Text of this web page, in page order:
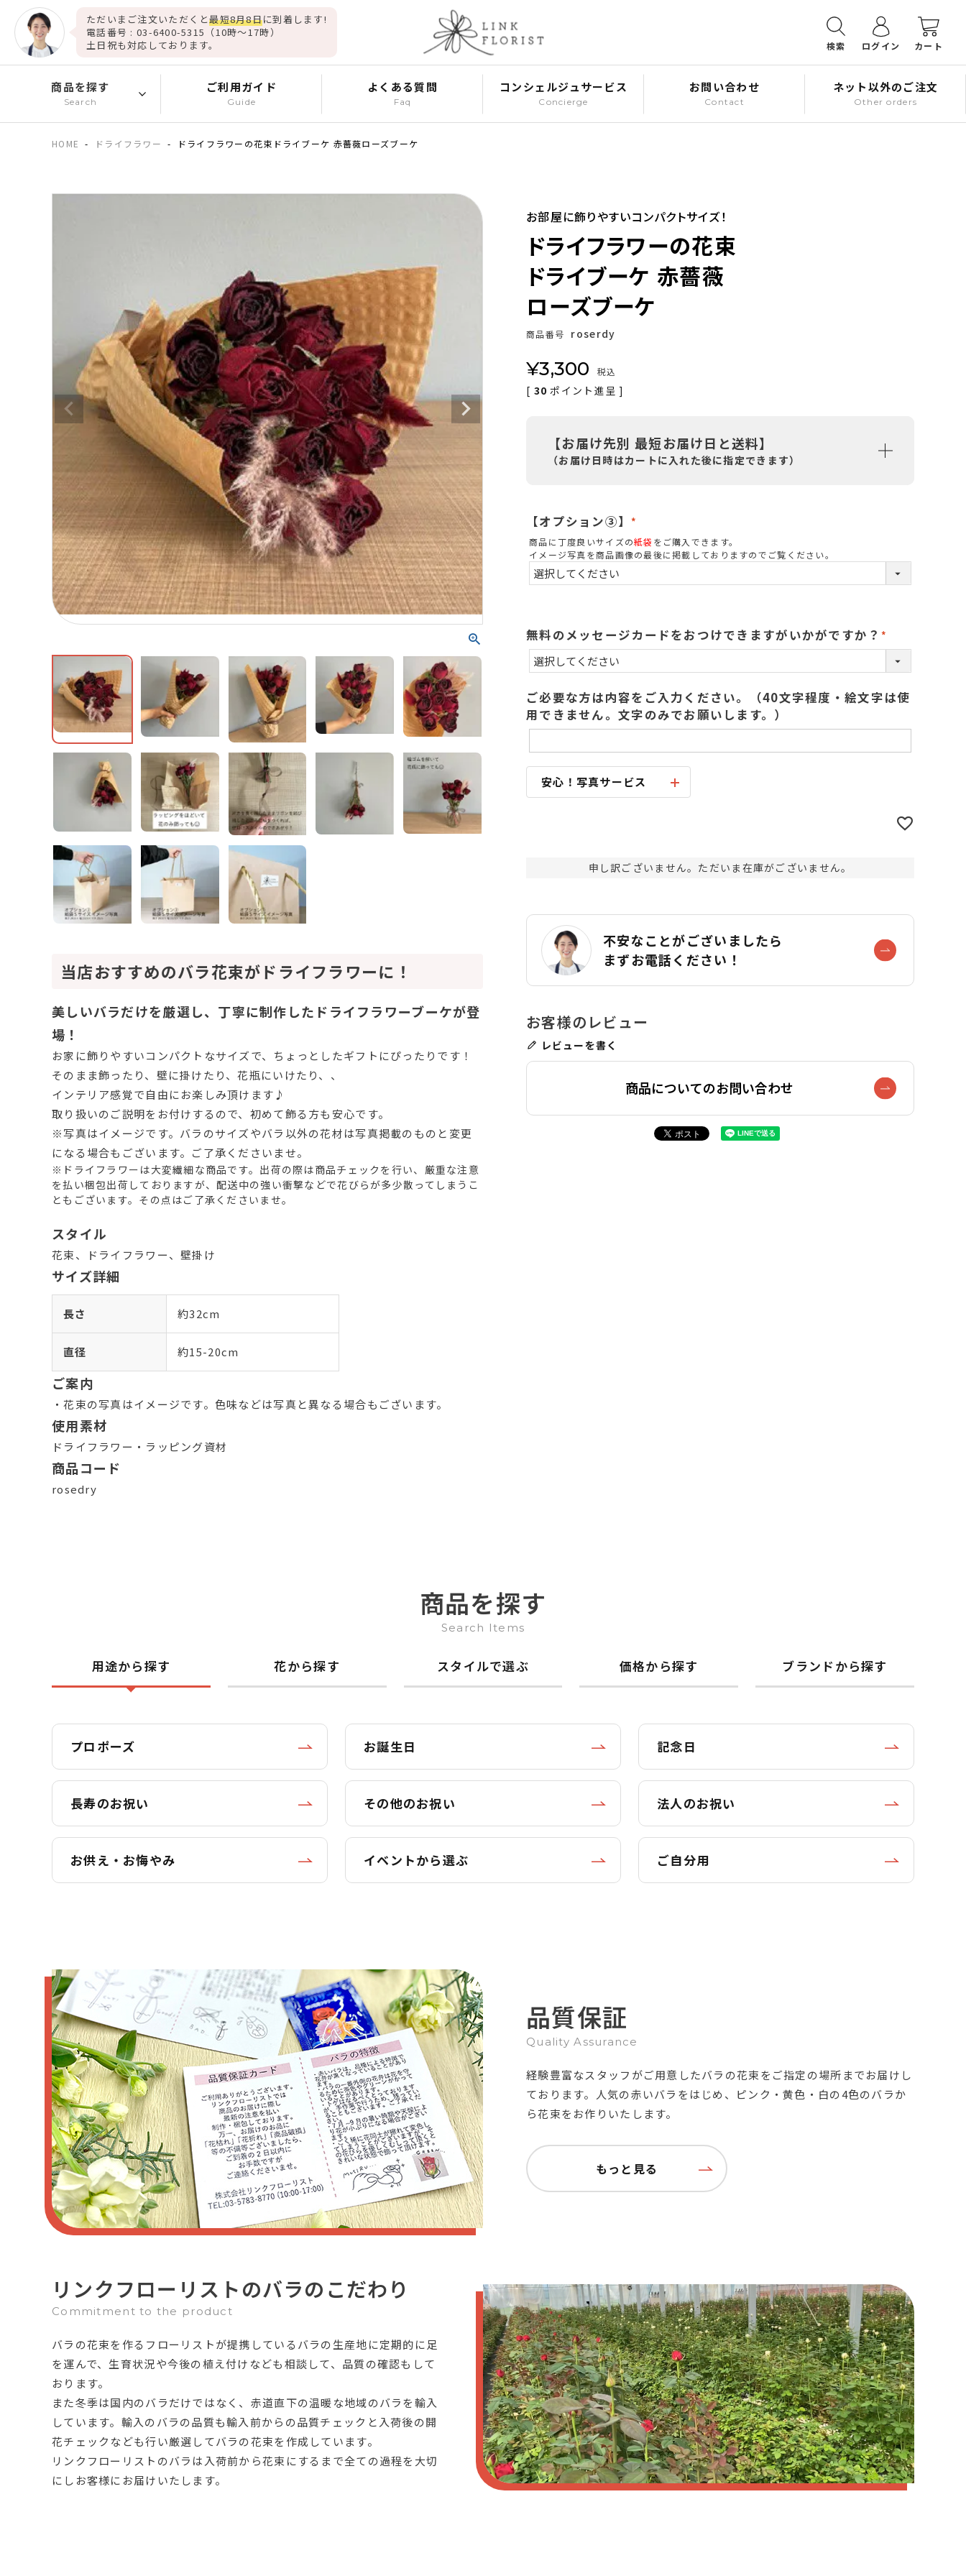
検索 ログイン カート
ただいまご注文いただくと最短8月8日に到着します!
電話番号 : 03-6400-5315（10時～17時）
土日祝も対応しております。
商品を探す
Search
ご利用ガイド
Guide
よくある質問
Faq
コンシェルジュサービス
Concierge
お問い合わせ
Contact
ネット以外のご注文
Other orders
HOME ドライフラワー ドライフラワーの花束ドライブーケ 赤薔薇ローズブーケ
当店おすすめのバラ花束がドライフラワーに！
美しいバラだけを厳選し、丁寧に制作したドライフラワーブーケが登
場！
お家に飾りやすいコンパクトなサイズで、ちょっとしたギフトにぴったりです！
そのまま飾ったり、壁に掛けたり、花瓶にいけたり、、
インテリア感覚で自由にお楽しみ頂けます♪
取り扱いのご説明をお付けするので、初めて飾る方も安心です。
※写真はイメージです。バラのサイズやバラ以外の花材は写真掲載のものと変更
になる場合もございます。ご了承くださいませ。
※ドライフラワーは大変繊細な商品です。出荷の際は商品チェックを行い、厳重な注意
を払い梱包出荷しておりますが、配送中の強い衝撃などで花びらが多少散ってしまうこ
ともございます。その点はご了承くださいませ。
スタイル
花束、ドライフラワー、壁掛け
サイズ詳細
長さ 約32cm
直径 約15-20cm
ご案内
・花束の写真はイメージです。色味などは写真と異なる場合もございます。
使用素材
ドライフラワー・ラッピング資材
商品コード
rosedry
お部屋に飾りやすいコンパクトサイズ！
ドライフラワーの花束
ドライブーケ 赤薔薇
ローズブーケ
商品番号 roserdy
¥3,300 税込
[ 30 ポイント進呈 ]
【お届け先別 最短お届け日と送料】
（お届け日時はカートに入れた後に指定できます）
【オプション③】
(
必
)
商品に丁度良いサイズの紙袋 をご購入できます。
イメージ写真を商品画像の最後に掲載しておりますのでご覧ください。
無料のメッセージカードをおつけできますがいかがですか？
(
)
ご必要な方は内容をご入力ください。（40文字程度・絵文字は使
用できません。文字のみでお願いします。）
安心！写真サービス
申し訳ございません。ただいま在庫がございません。
不安なことがございましたら
まずお電話ください！
レビューを書く
商品についてのお問い合わせ
商品を探す
Search Items
用途から探す 花から探す スタイルで選ぶ 価格から探す ブランドから探す
プロポーズ お誕生日 記念日
長寿のお祝い その他のお祝い 法人のお祝い
お供え・お悔やみ イベントから選ぶ ご自分用
品質保証
Quality Assurance
経験豊富なスタッフがご用意したバラの花束をご指定の場所までお届けし
ております。人気の赤いバラをはじめ、ピンク・黄色・白の4色のバラか
ら花束をお作りいたします。
もっと見る
リンクフローリストのバラのこだわり
Commitment to the product
バラの花束を作るフローリストが提携しているバラの生産地に定期的に足
を運んで、生育状況や今後の植え付けなども相談して、品質の確認もして
おります。
また冬季は国内のバラだけではなく、赤道直下の温暖な地域のバラを輸入
しています。輸入のバラの品質も輸入前からの品質チェックと入荷後の開
花チェックなども行い厳選してバラの花束を作成しています。
リンクフローリストのバラは入荷前から花束にするまで全ての過程を大切
にしお客様にお届けいたします。